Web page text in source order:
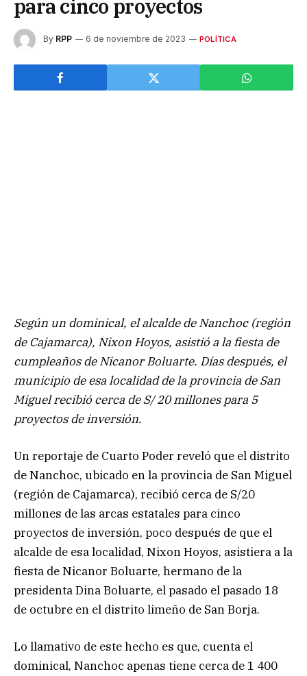
para cinco proyectos
By RPP 6 de noviembre de 2023 POLÍTICA
Según un dominical, el alcalde de Nanchoc (región
de Cajamarca), Nixon Hoyos, asistió a la fiesta de
cumpleaños de Nicanor Boluarte. Días después, el
municipio de esa localidad de la provincia de San
Miguel recibió cerca de S/ 20 millones para 5
proyectos de inversión.
Un reportaje de Cuarto Poder reveló que el distrito
de Nanchoc, ubicado en la provincia de San Miguel
(región de Cajamarca), recibió cerca de S/20
millones de las arcas estatales para cinco
proyectos de inversión, poco después de que el
alcalde de esa localidad, Nixon Hoyos, asistiera a la
fiesta de Nicanor Boluarte, hermano de la
presidenta Dina Boluarte, el pasado el pasado 18
de octubre en el distrito limeño de San Borja.
Lo llamativo de este hecho es que, cuenta el
dominical, Nanchoc apenas tiene cerca de 1 400